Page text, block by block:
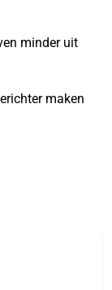
minder uit
maken